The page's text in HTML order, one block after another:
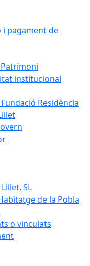
i pagament de
institucional
Residència
SL
de la Pobla
o vinculats